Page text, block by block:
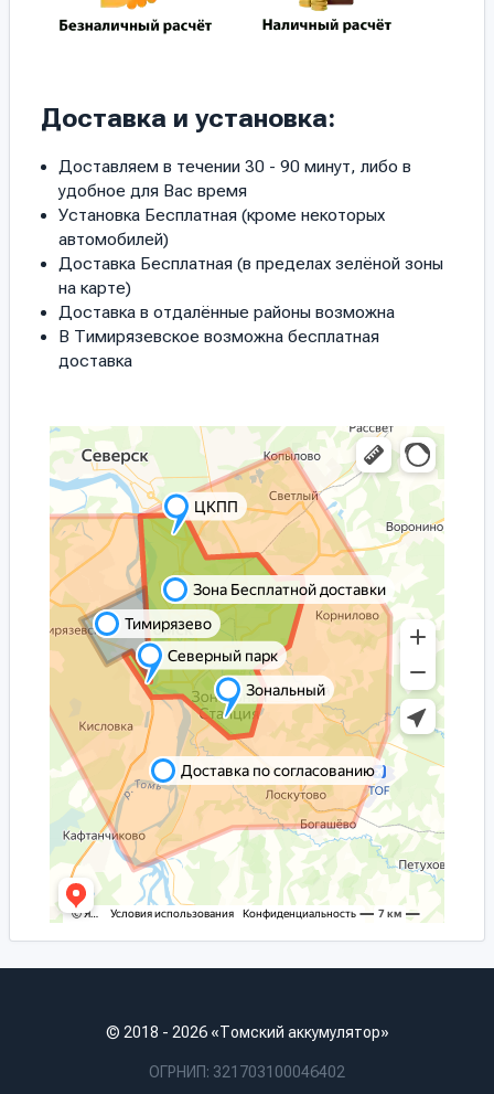
Доставка и установка:
Доставляем в течении 30 - 90 минут, либо в
удобное для Вас время
Установка Бесплатная (кроме некоторых
автомобилей)
Доставка Бесплатная (в пределах зелёной зоны
на карте)
Доставка в отдалённые районы возможна
В Тимирязевское возможна бесплатная
доставка
© 2018 - 2026 «Томский аккумулятор»
ОГРНИП: 321703100046402